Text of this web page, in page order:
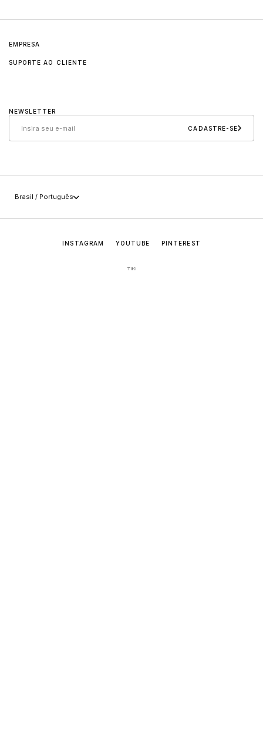
EMPRESA
Sollos
Carreira
SUPORTE AO CLIENTE
Cuidados e manutenção
Políticas
NEWSLETTER
CADASTRE-SE
Brasil / Português
INSTAGRAM YOUTUBE PINTEREST